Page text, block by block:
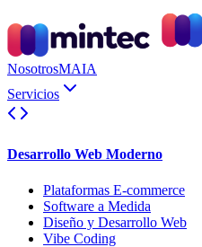
NosotrosMAIA
Servicios
Desarrollo Web Moderno
Plataformas E-commerce
Software a Medida
Diseño y Desarrollo Web
Vibe Coding